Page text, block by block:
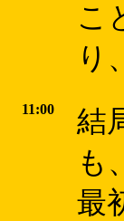
こ
り
11:00
結
も
最